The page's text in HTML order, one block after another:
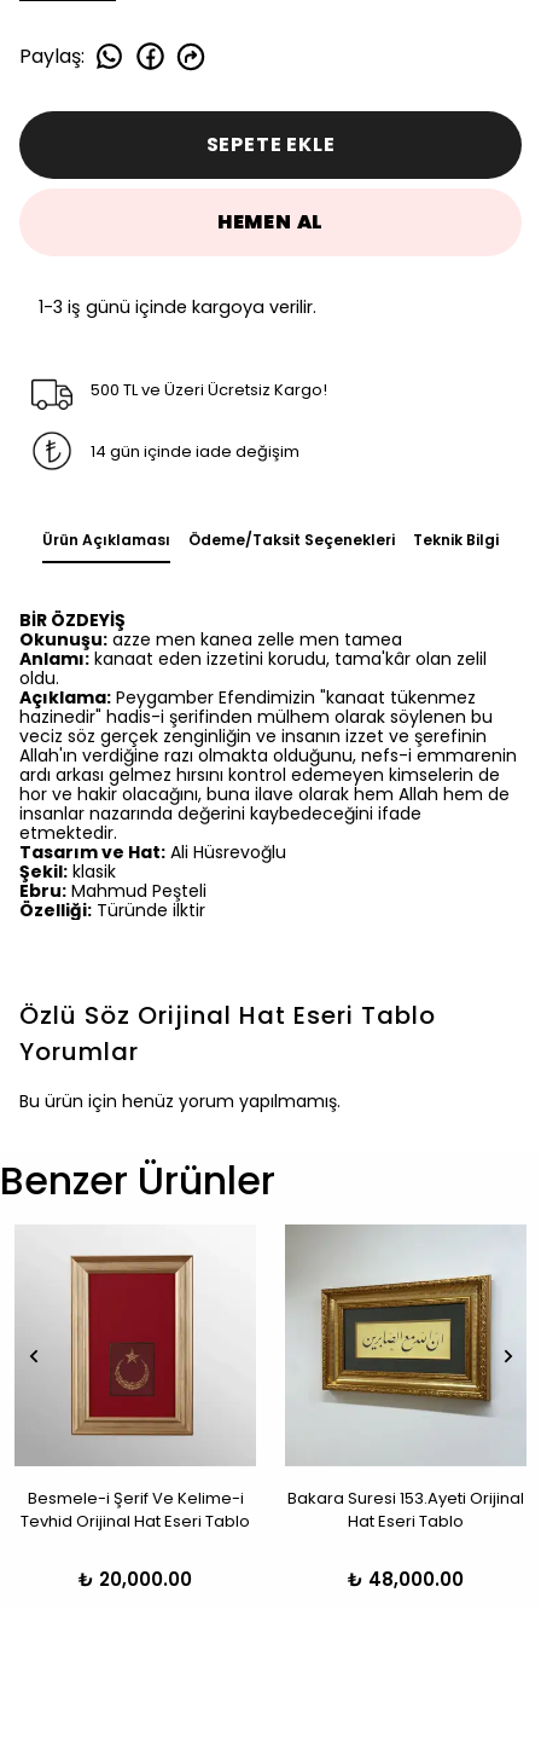
Paylaş:
SEPETE EKLE
HEMEN AL
1-3 iş günü içinde kargoya verilir.
500 TL ve Üzeri Ücretsiz Kargo!
14 gün içinde iade değişim
Ürün Açıklaması Ödeme/Taksit Seçenekleri Teknik Bilgi
BİR ÖZDEYİŞ
Okunuşu: azze men kanea zelle men tamea
Anlamı: kanaat eden izzetini korudu, tama'kâr olan zelil
oldu.
Açıklama: Peygamber Efendimizin "kanaat tükenmez
hazinedir" hadis-i şerifinden mülhem olarak söylenen bu
veciz söz gerçek zenginliğin ve insanın izzet ve şerefinin
Allah'ın verdiğine razı olmakta olduğunu, nefs-i emmarenin
ardı arkası gelmez hırsını kontrol edemeyen kimselerin de
hor ve hakir olacağını, buna ilave olarak hem Allah hem de
insanlar nazarında değerini kaybedeceğini ifade
etmektedir.
Tasarım ve Hat: Ali Hüsrevoğlu
Şekil: klasik
Ebru: Mahmud Peşteli
Özelliği: Türünde ilktir
Özlü Söz Orijinal Hat Eseri Tablo
Yorumlar
Bu ürün için henüz yorum yapılmamış.
Benzer Ürünler
Besmele-i Şerif Ve Kelime-i
Tevhid Orijinal Hat Eseri Tablo
₺ 20,000.00
Bakara Suresi 153.Ayeti Orijinal
Hat Eseri Tablo
₺ 48,000.00